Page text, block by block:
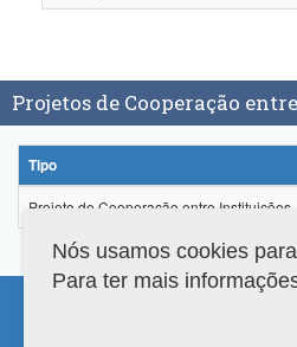
Projetos de Cooperação
Tipo
Projeto de Cooperação entre Instituições
Nós usamos cookies
Para ter mais